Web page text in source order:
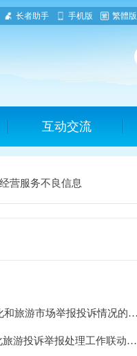
长者助手 手机版 繁體版
互动交流
营服务不良信息
游市场举报投诉情况的通...
诉举报处理工作联动机制》...